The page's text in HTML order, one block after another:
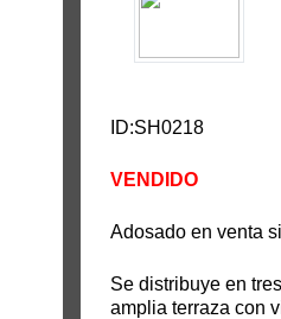
ID:SH0218
VENDIDO
Adosado en venta
Se distribuye en
amplia terraza con